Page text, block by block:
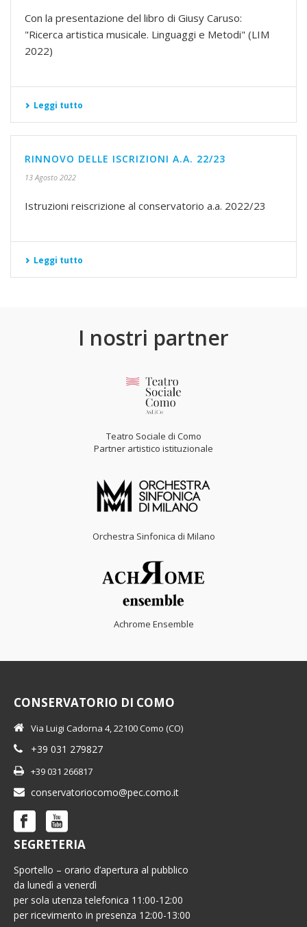
Con la presentazione del libro di Giusy Caruso:
"Ricerca artistica musicale. Linguaggi e Metodi" (LIM
2022)
Leggi tutto
RINNOVO DELLE ISCRIZIONI A.A. 22/23
13 Agosto 2022
Istruzioni reiscrizione al conservatorio a.a. 2022/23
Leggi tutto
I nostri partner
Teatro Sociale di Como
Partner artistico istituzionale
Orchestra Sinfonica di Milano
Achrome Ensemble
CONSERVATORIO DI COMO
Via Luigi Cadorna 4, 22100 Como (CO)
+39 031 279827
+39 031 266817
conservatoriocomo@pec.como.it
SEGRETERIA
Sportello – orario d’apertura al pubblico
da lunedì a venerdì
per sola utenza telefonica 11:00-12:00
per ricevimento in presenza 12:00-13:00